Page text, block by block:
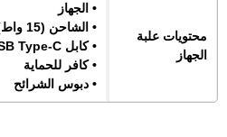
محتويات علبة
الجهاز
• الجهاز
• الشاحن (15 واط)
• كابل USB Type-C
• كافر للحماية
• دبوس الشرائح